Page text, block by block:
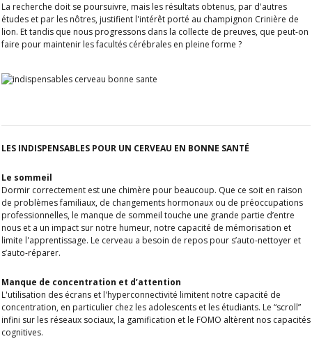
La recherche doit se poursuivre, mais les résultats obtenus, par d'autres
études et par les nôtres, justifient l'intérêt porté au champignon Crinière de
lion. Et tandis que nous progressons dans la collecte de preuves, que peut-on
faire pour maintenir les facultés cérébrales en pleine forme ?
LES INDISPENSABLES POUR UN CERVEAU EN BONNE SANTÉ
Le sommeil
Dormir correctement est une chimère pour beaucoup. Que ce soit en raison
de problèmes familiaux, de changements hormonaux ou de préoccupations
professionnelles, le manque de sommeil touche une grande partie d’entre
nous et a un impact sur notre humeur, notre capacité de mémorisation et
limite l'apprentissage. Le cerveau a besoin de repos pour s’auto-nettoyer et
s’auto-réparer.
Manque de concentration et d’attention
L'utilisation des écrans et l'hyperconnectivité limitent notre capacité de
concentration, en particulier chez les adolescents et les étudiants. Le “scroll”
infini sur les réseaux sociaux, la gamification et le FOMO altèrent nos capacités
cognitives.